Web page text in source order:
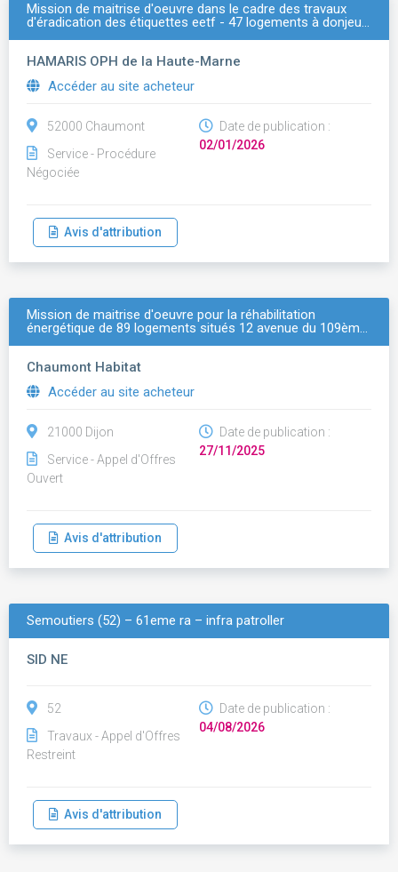
Mission de maitrise d'oeuvre dans le cadre des travaux
d'éradication des étiquettes eetf - 47 logements à donjeu…
HAMARIS OPH de la Haute-Marne
Accéder au site acheteur
52000 Chaumont
Service - Procédure
Négociée
Date de publication :
02/01/2026
Avis d'attribution
Mission de maitrise d'oeuvre pour la réhabilitation
énergétique de 89 logements situés 12 avenue du 109èm…
Chaumont Habitat
Accéder au site acheteur
21000 Dijon
Service - Appel d'Offres
Ouvert
Date de publication :
27/11/2025
Avis d'attribution
Semoutiers (52) – 61eme ra – infra patroller
SID NE
52
Travaux - Appel d'Offres
Restreint
Date de publication :
04/08/2026
Avis d'attribution